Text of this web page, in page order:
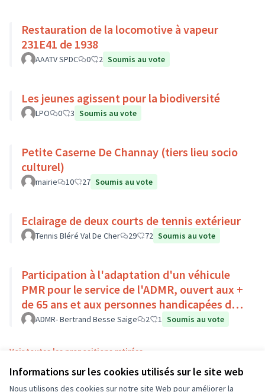
Informations sur les cookies utilisés sur le site web
Nous utilisons des cookies sur notre site Web pour améliorer la
Restauration de la locomotive à vapeur
231E41 de 1938
AAATV SPDC 0 2 Soumis au vote
Les jeunes agissent pour la biodiversité
LPO 0 3 Soumis au vote
Petite Caserne De Channay (tiers lieu socio
culturel)
mairie 10 27 Soumis au vote
Eclairage de deux courts de tennis extérieur
Tennis Bléré Val De Cher 29 72 Soumis au vote
Participation à l'adaptation d'un véhicule
PMR pour le service de l'ADMR, ouvert aux +
de 65 ans et aux personnes handicapées du
Pays Loire-Touraine.
ADMR- Bertrand Besse Saige 2 1 Soumis au vote
Voir toutes les propositions retirées